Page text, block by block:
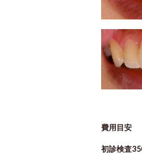
費用目安
初診検査